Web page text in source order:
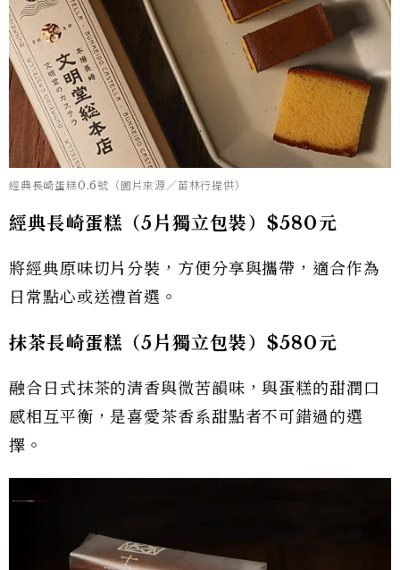
經典長崎蛋糕0.6號（圖片來源／苗林行提供）
經典長崎蛋糕（5片獨立包裝）$580元
將經典原味切片分裝，方便分享與攜帶，適合作為
日常點心或送禮首選。
抹茶長崎蛋糕（5片獨立包裝）$580元
融合日式抹茶的清香與微苦韻味，與蛋糕的甜潤口
感相互平衡，是喜愛茶香系甜點者不可錯過的選
擇。